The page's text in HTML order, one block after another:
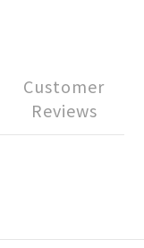
Customer
Reviews